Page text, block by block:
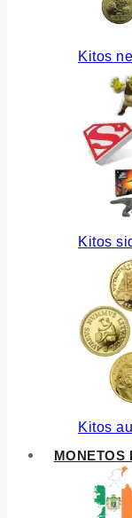
Kitos
Kitos
Kitos
MONETOS